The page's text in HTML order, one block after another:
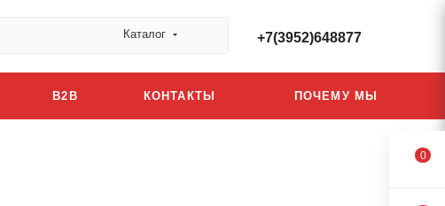
Каталог +7(3952)648877
B2B КОНТАКТЫ ПОЧЕМУ МЫ
0